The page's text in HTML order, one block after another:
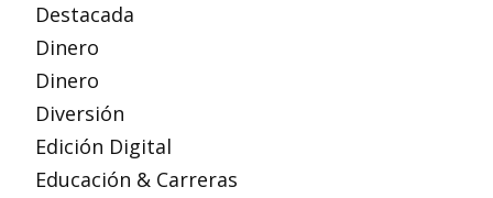
Destacada
Dinero
Dinero
Diversión
Edición Digital
Educación & Carreras